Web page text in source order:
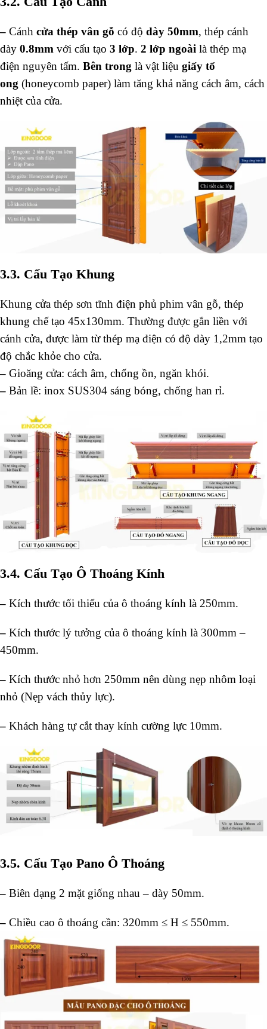
– Cánh cửa thép vân gỗ có độ dày 50mm, thép cánh
dày 0.8mm với cấu tạo 3 lớp. 2 lớp ngoài là thép mạ
điện nguyên tấm. Bên trong là vật liệu giấy tổ
ong (honeycomb paper) làm tăng khả năng cách âm, cách
nhiệt của cửa.
3.3. Cấu Tạo Khung
Khung cửa thép sơn tĩnh điện phủ phim vân gỗ, thép
khung chế tạo 45x130mm. Thường được gắn liền với
cánh cửa, được làm từ thép mạ điện có độ dày 1,2mm tạo
độ chắc khỏe cho cửa.
– Gioăng cửa: cách âm, chống ồn, ngăn khói.
– Bản lề: inox SUS304 sáng bóng, chống han rỉ.
3.4. Cấu Tạo Ô Thoáng Kính
– Kích thước tối thiểu của ô thoáng kính là 250mm.
– Kích thước lý tưởng của ô thoáng kính là 300mm –
450mm.
– Kích thước nhỏ hơn 250mm nên dùng nẹp nhôm loại
nhỏ (Nẹp vách thủy lực).
– Khách hàng tự cắt thay kính cường lực 10mm.
3.5. Cấu Tạo Pano Ô Thoáng
– Biên dạng 2 mặt giống nhau – dày 50mm.
– Chiều cao ô thoáng cần: 320mm ≤ H ≤ 550mm.